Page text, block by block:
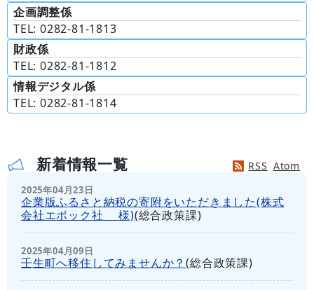
企画調整係
TEL: 0282-81-1813
財政係
TEL: 0282-81-1812
情報デジタル係
TEL: 0282-81-1814
RSS Atom
新着情報一覧
2025年04月23日
企業版ふるさと納税の寄附をいただきました(株式
会社エポック社 様)(総合政策課)
2025年04月09日
壬生町へ移住してみませんか？(総合政策課)